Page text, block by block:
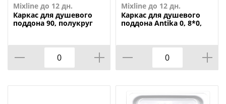
Mixline до 12 дн.
Каркас для душевого
поддона 90, полукруг
Mixline до 12 дн.
Каркас для душевого
поддона Antika 0, 8*0,